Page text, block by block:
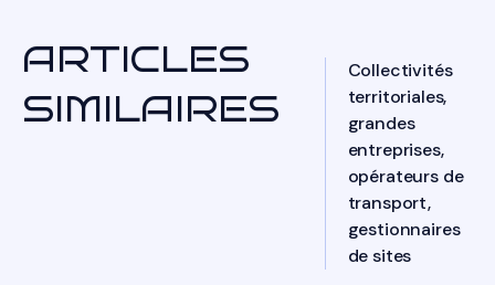
ARTICLES
SIMILAIRES
Collectivités
territoriales,
grandes
entreprises,
opérateurs de
transport,
gestionnaires
de sites